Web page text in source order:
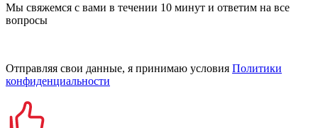
Мы свяжемся с вами в течении 10 минут и ответим на все
вопросы
Отправляя свои данные, я принимаю условия Политики
конфиденциальности